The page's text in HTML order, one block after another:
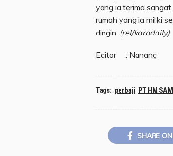
yang ia terima
rumah yang ia miliki
dingin. (rel/karodaily)
Editor : Nanang
Tags: perbaji PT HM
SHARE